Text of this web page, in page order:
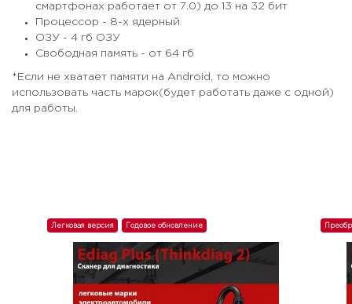
смартфонах работает от 7.0) до 13 на 32 бит
Процессор - 8-х ядерный
ОЗУ - 4 гб ОЗУ
Свободная память - от 64 гб
*Если не хватает памяти на Android, то можно
использовать часть марок(будет работать даже с одной)
для работы.
Легковая версия Годовое обновление